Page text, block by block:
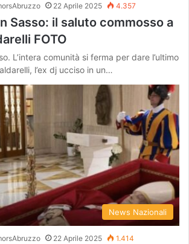
22 Aprile 2025 4.357
Sasso: il saluto commosso a
FOTO
L’intera comunità si ferma per dare l’ultimo
l’ex dj ucciso in un…
News Nazionali
22 Aprile 2025 1.414